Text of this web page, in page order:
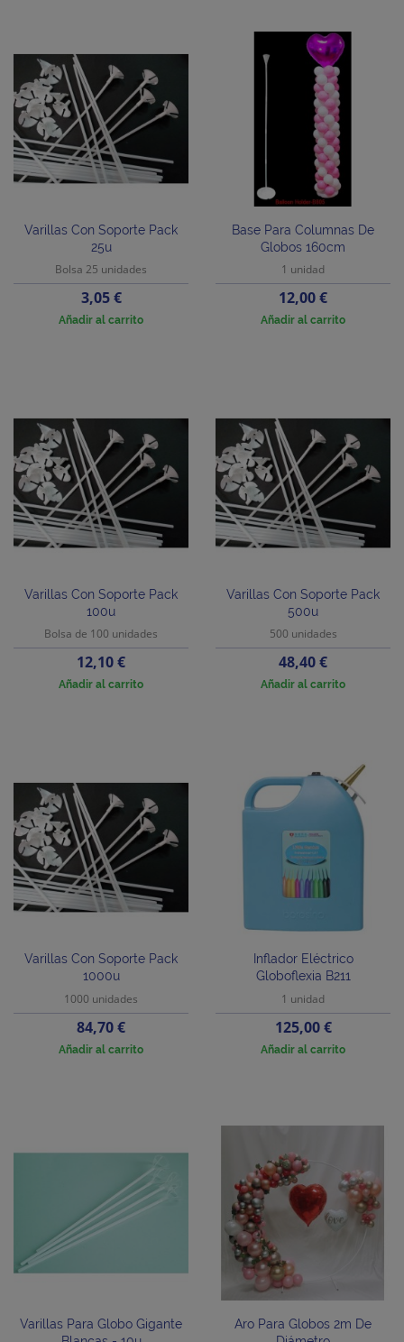
Varillas Con Soporte Pack
25u
Bolsa 25 unidades
Precio
3,05 €
Añadir al carrito
Base Para Columnas De
Globos 160cm
1 unidad
Precio
12,00 €
Añadir al carrito
Varillas Con Soporte Pack
100u
Bolsa de 100 unidades
Precio
12,10 €
Añadir al carrito
Varillas Con Soporte Pack
500u
500 unidades
Precio
48,40 €
Añadir al carrito
Varillas Con Soporte Pack
1000u
1000 unidades
Precio
84,70 €
Añadir al carrito
Inflador Eléctrico
Globoflexia B211
1 unidad
Precio
125,00 €
Añadir al carrito
Varillas Para Globo Gigante
Aro Para Globos 2m De